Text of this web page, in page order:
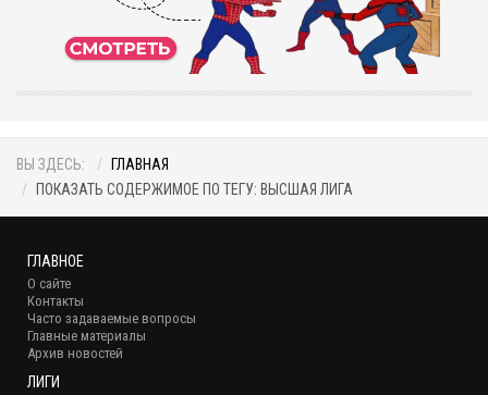
ВЫ ЗДЕСЬ:
ГЛАВНАЯ
ПОКАЗАТЬ СОДЕРЖИМОЕ ПО ТЕГУ: ВЫСШАЯ ЛИГА
ГЛАВНОЕ
О сайте
Контакты
Часто задаваемые вопросы
Главные материалы
Архив новостей
ЛИГИ